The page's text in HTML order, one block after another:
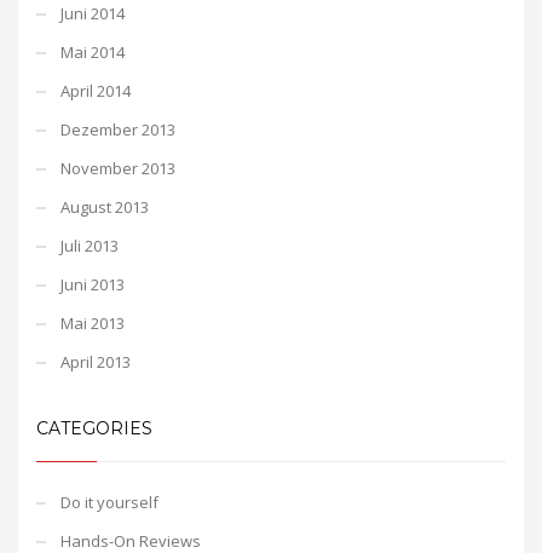
Juni 2014
Mai 2014
April 2014
Dezember 2013
November 2013
August 2013
Juli 2013
Juni 2013
Mai 2013
April 2013
CATEGORIES
Do it yourself
Hands-On Reviews